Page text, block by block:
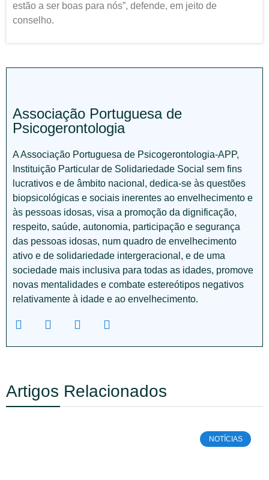
estão a ser boas para nós”, defende, em jeito de
conselho.
Associação Portuguesa de
Psicogerontologia
A Associação Portuguesa de Psicogerontologia-APP,
Instituição Particular de Solidariedade Social sem fins
lucrativos e de âmbito nacional, dedica-se às questões
biopsicológicas e sociais inerentes ao envelhecimento e
às pessoas idosas, visa a promoção da dignificação,
respeito, saúde, autonomia, participação e segurança
das pessoas idosas, num quadro de envelhecimento
ativo e de solidariedade intergeracional, e de uma
sociedade mais inclusiva para todas as idades, promove
novas mentalidades e combate estereótipos negativos
relativamente à idade e ao envelhecimento.
Artigos Relacionados
NOTÍCIAS